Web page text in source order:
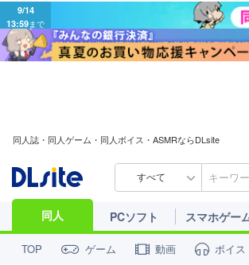
9/14
13:59まで
同人誌・同人ゲーム・同人ボイス・ASMRならDLsite
すべて
同人 PCソフト スマホゲー
TOP ゲーム 動画 ボイ